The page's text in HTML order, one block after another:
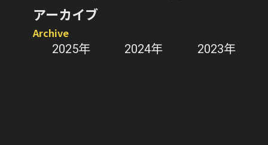
た！
アーカイブ
Archive
2025年
2024年 2023年